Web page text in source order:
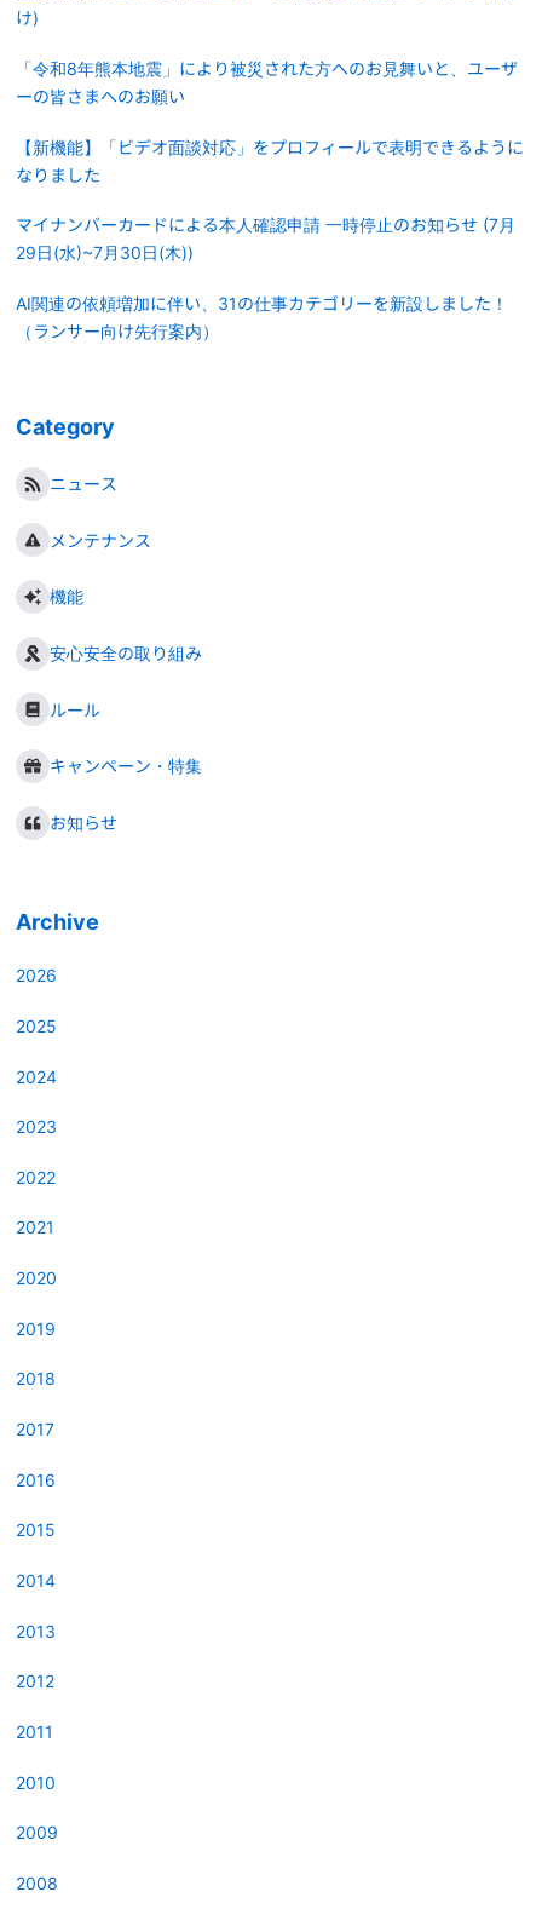
け)
「令和8年熊本地震」により被災された方へのお見舞いと、ユーザ
ーの皆さまへのお願い
【新機能】「ビデオ面談対応」をプロフィールで表明できるように
なりました
マイナンバーカードによる本人確認申請 一時停止のお知らせ (7月
29日(水)~7月30日(木))
AI関連の依頼増加に伴い、31の仕事カテゴリーを新設しました！
（ランサー向け先行案内）
Category
ニュース
メンテナンス
機能
安心安全の取り組み
ルール
キャンペーン・特集
お知らせ
Archive
2026
2025
2024
2023
2022
2021
2020
2019
2018
2017
2016
2015
2014
2013
2012
2011
2010
2009
2008